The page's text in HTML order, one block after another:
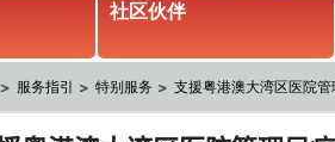
社区伙伴
服务指引 特别服务 支援粤港澳大湾区医院管